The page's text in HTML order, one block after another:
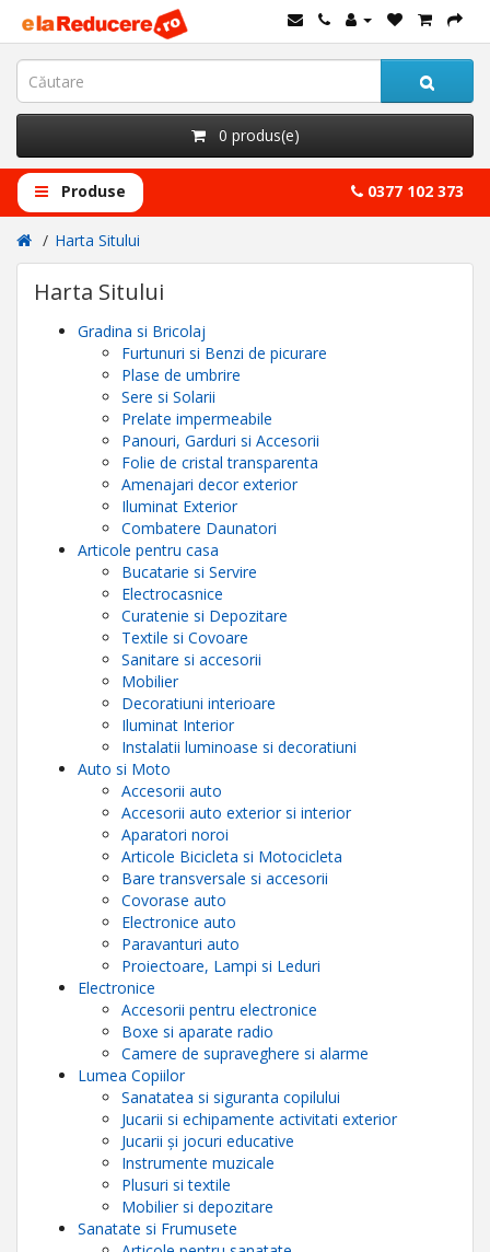
0 produs(e)
Produse 0377 102 373
Harta Sitului
Harta Sitului
Gradina si Bricolaj
Furtunuri si Benzi de picurare
Plase de umbrire
Sere si Solarii
Prelate impermeabile
Panouri, Garduri si Accesorii
Folie de cristal transparenta
Amenajari decor exterior
Iluminat Exterior
Combatere Daunatori
Articole pentru casa
Bucatarie si Servire
Electrocasnice
Curatenie si Depozitare
Textile si Covoare
Sanitare si accesorii
Mobilier
Decoratiuni interioare
Iluminat Interior
Instalatii luminoase si decoratiuni
Auto si Moto
Accesorii auto
Accesorii auto exterior si interior
Aparatori noroi
Articole Bicicleta si Motocicleta
Bare transversale si accesorii
Covorase auto
Electronice auto
Paravanturi auto
Proiectoare, Lampi si Leduri
Electronice
Accesorii pentru electronice
Boxe si aparate radio
Camere de supraveghere si alarme
Lumea Copiilor
Sanatatea si siguranta copilului
Jucarii si echipamente activitati exterior
Jucarii și jocuri educative
Instrumente muzicale
Plusuri si textile
Mobilier si depozitare
Sanatate si Frumusete